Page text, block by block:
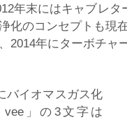
年末にはキャブレ
化のコンセプトも
2014年にターボチャ
バイオマスガス化
」の3文字は